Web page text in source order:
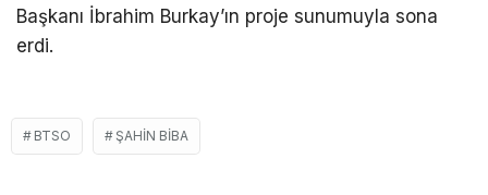
Başkanı İbrahim Burkay’ın proje sunumuyla sona
erdi.
BTSO ŞAHIN BIBA